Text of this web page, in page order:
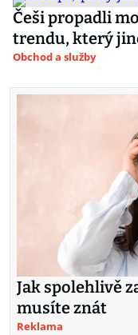
Češi propadli
trendu, který
Obchod a služby
Jak spolehlivě
musíte znát
Reklama